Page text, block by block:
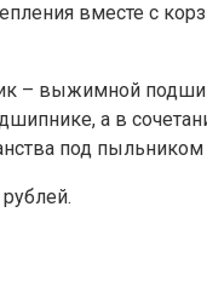
вместе с
– выжимной
а в
под